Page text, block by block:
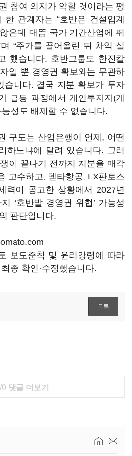
참여 의지가 약할 것이라는 평
관계자는 “호반은 건설업계
은데 대뜸 국가 기간산업에 뛰
“주가를 끌어올린 뒤 차익 실
했습니다. 호반그룹도 한진칼
일 뿐 경영권 확보와는 무관하
습니다. 결국 지분 확보가 투자
급등 과정에서 개인투자자(개
성도 배제할 수 없습니다.
구도는 산업은행이 언제, 어떤
하느냐에 달려 있습니다. 그러
이 끝나기 전까지 지분을 매각
고수하고, 델타항공, LX판토스
력이 공고한 상황에서 2027년
‘호반발 경영권 위협’ 가능성
판단입니다.
보도준칙 및 윤리강령에 따라
종 확인·수정했습니다.
0 댓글 더보기